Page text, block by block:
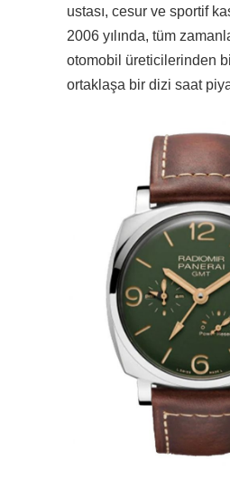
ustası, cesur ve sportif
2006 yılında, tüm
otomobil üreticilerinden
ortaklaşa bir dizi saat